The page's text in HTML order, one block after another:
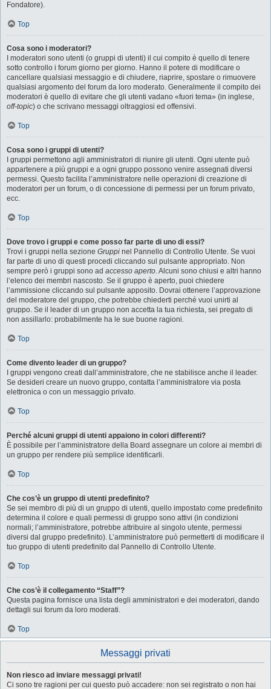
Fondatore).
Top
Cosa sono i moderatori?
I moderatori sono utenti (o gruppi di utenti) il cui compito è quello di tenere
sotto controllo i forum giorno per giorno. Hanno il potere di modificare o
cancellare qualsiasi messaggio e di chiudere, riaprire, spostare o rimuovere
qualsiasi argomento del forum da loro moderato. Generalmente il compito dei
moderatori è quello di evitare che gli utenti vadano «fuori tema» (in inglese,
off-topic) o che scrivano messaggi oltraggiosi ed offensivi.
Top
Cosa sono i gruppi di utenti?
I gruppi permettono agli amministratori di riunire gli utenti. Ogni utente può
appartenere a più gruppi e a ogni gruppo possono venire assegnati diversi
permessi. Questo facilita l’amministratore nelle operazioni di creazione di
moderatori per un forum, o di concessione di permessi per un forum privato,
ecc.
Top
Dove trovo i gruppi e come posso far parte di uno di essi?
Trovi i gruppi nella sezione Gruppi nel Pannello di Controllo Utente. Se vuoi
far parte di uno di questi procedi cliccando sul pulsante appropriato. Non
sempre però i gruppi sono ad accesso aperto. Alcuni sono chiusi e altri hanno
l’elenco dei membri nascosto. Se il gruppo è aperto, puoi chiedere
l’ammissione cliccando sul pulsante apposito. Dovrai ottenere l’approvazione
del moderatore del gruppo, che potrebbe chiederti perché vuoi unirti al
gruppo. Se il leader di un gruppo non accetta la tua richiesta, sei pregato di
non assillarlo: probabilmente ha le sue buone ragioni.
Top
Come divento leader di un gruppo?
I gruppi vengono creati dall’amministratore, che ne stabilisce anche il leader.
Se desideri creare un nuovo gruppo, contatta l’amministratore via posta
elettronica o con un messaggio privato.
Top
Perché alcuni gruppi di utenti appaiono in colori differenti?
È possibile per l’amministratore della Board assegnare un colore ai membri di
un gruppo per rendere più semplice identificarli.
Top
Che cos’è un gruppo di utenti predefinito?
Se sei membro di più di un gruppo di utenti, quello impostato come predefinito
determina il colore e quali permessi di gruppo sono attivi (in condizioni
normali; l’amministratore, potrebbe attribuire al singolo utente, permessi
diversi dal gruppo predefinito). L’amministratore può permetterti di modificare il
tuo gruppo di utenti predefinito dal Pannello di Controllo Utente.
Top
Che cos’è il collegamento “Staff”?
Questa pagina fornisce una lista degli amministratori e dei moderatori, dando
dettagli sui forum da loro moderati.
Top
Messaggi privati
Non riesco ad inviare messaggi privati!
Ci sono tre ragioni per cui questo può accadere: non sei registrato o non hai